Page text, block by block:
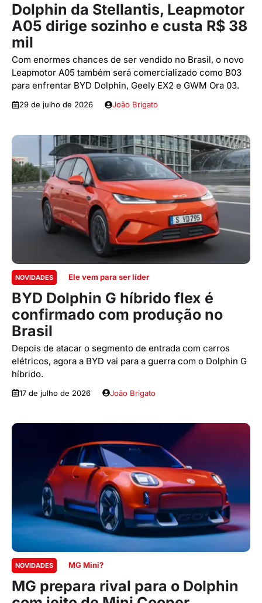
Dolphin da Stellantis, Leapmotor
A05 dirige sozinho e custa R$ 38
mil
Com enormes chances de ser vendido no Brasil, o novo
Leapmotor A05 também será comercializado como B03
para enfrentar BYD Dolphin, Geely EX2 e GWM Ora 03.
29 de julho de 2026 João Brigato
NOVIDADES Ele vem para ser líder
BYD Dolphin G híbrido flex é
confirmado com produção no
Brasil
Depois de atacar o segmento de entrada com carros
elétricos, agora a BYD vai para a guerra com o Dolphin G
híbrido.
17 de julho de 2026 João Brigato
NOVIDADES MG Mini?
MG prepara rival para o Dolphin